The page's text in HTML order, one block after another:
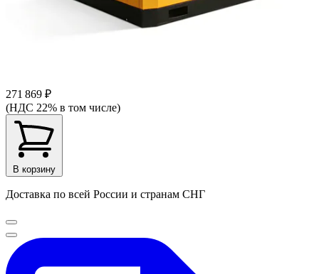
271 869 ₽
(НДС 22% в том числе)
В корзину
Доставка по всей России и странам СНГ